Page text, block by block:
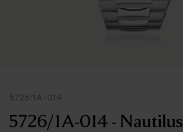
5726/1A-014
5726/1A-014 - Nautilus